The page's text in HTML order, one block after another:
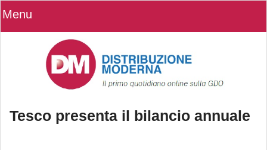
Menu
Tesco presenta il bilancio annuale